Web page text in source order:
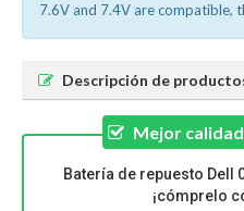
7.6V and 7.4V are compatible,
Descripción de
Mejor
Batería de repuesto Dell
¡cómprelo